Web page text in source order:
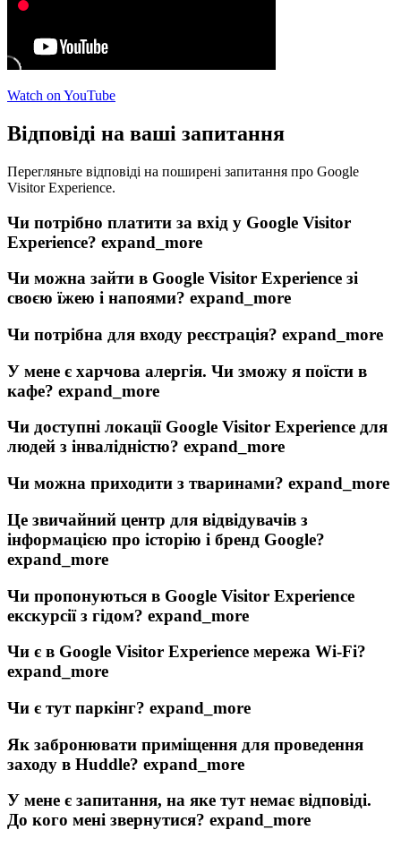
Watch on YouTube
Відповіді на ваші запитання
Перегляньте відповіді на поширені запитання про Google
Visitor Experience.
Чи потрібно платити за вхід у Google Visitor
Experience? expand_more
Чи можна зайти в Google Visitor Experience зі
своєю їжею і напоями? expand_more
Чи потрібна для входу реєстрація? expand_more
У мене є харчова алергія. Чи зможу я поїсти в
кафе? expand_more
Чи доступні локації Google Visitor Experience для
людей з інвалідністю? expand_more
Чи можна приходити з тваринами? expand_more
Це звичайний центр для відвідувачів з
інформацією про історію і бренд Google?
expand_more
Чи пропонуються в Google Visitor Experience
екскурсії з гідом? expand_more
Чи є в Google Visitor Experience мережа Wi-Fi?
expand_more
Чи є тут паркінг? expand_more
Як забронювати приміщення для проведення
заходу в Huddle? expand_more
У мене є запитання, на яке тут немає відповіді.
До кого мені звернутися? expand_more